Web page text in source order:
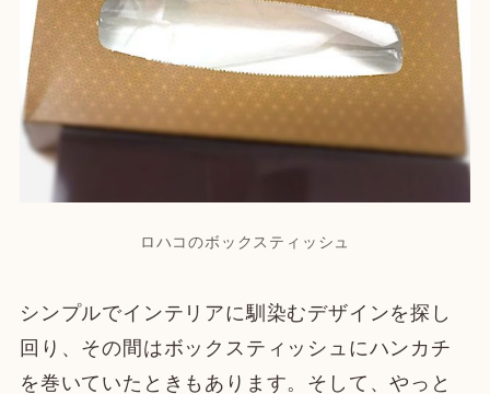
ロハコのボックスティッシュ
シンプルでインテリアに馴染むデザインを探し
回り、その間はボックスティッシュにハンカチ
を巻いていたときもあります。そして、やっと